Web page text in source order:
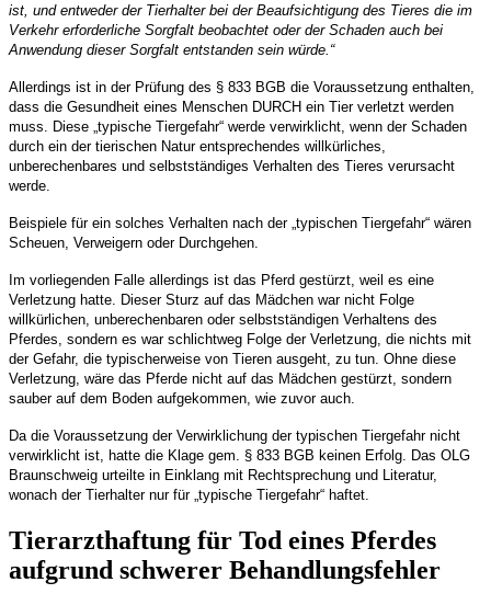
ist, und entweder der Tierhalter bei der Beaufsichtigung des Tieres die im
Verkehr erforderliche Sorgfalt beobachtet oder der Schaden auch bei
Anwendung dieser Sorgfalt entstanden sein würde.“
Allerdings ist in der Prüfung des § 833 BGB die Voraussetzung enthalten,
dass die Gesundheit eines Menschen DURCH ein Tier verletzt werden
muss. Diese „typische Tiergefahr“ werde verwirklicht, wenn der Schaden
durch ein der tierischen Natur entsprechendes willkürliches,
unberechenbares und selbstständiges Verhalten des Tieres verursacht
werde.
Beispiele für ein solches Verhalten nach der „typischen Tiergefahr“ wären
Scheuen, Verweigern oder Durchgehen.
Im vorliegenden Falle allerdings ist das Pferd gestürzt, weil es eine
Verletzung hatte. Dieser Sturz auf das Mädchen war nicht Folge
willkürlichen, unberechenbaren oder selbstständigen Verhaltens des
Pferdes, sondern es war schlichtweg Folge der Verletzung, die nichts mit
der Gefahr, die typischerweise von Tieren ausgeht, zu tun. Ohne diese
Verletzung, wäre das Pferde nicht auf das Mädchen gestürzt, sondern
sauber auf dem Boden aufgekommen, wie zuvor auch.
Da die Voraussetzung der Verwirklichung der typischen Tiergefahr nicht
verwirklicht ist, hatte die Klage gem. § 833 BGB keinen Erfolg. Das OLG
Braunschweig urteilte in Einklang mit Rechtsprechung und Literatur,
wonach der Tierhalter nur für „typische Tiergefahr“ haftet.
Tierarzthaftung für Tod eines Pferdes
aufgrund schwerer Behandlungsfehler